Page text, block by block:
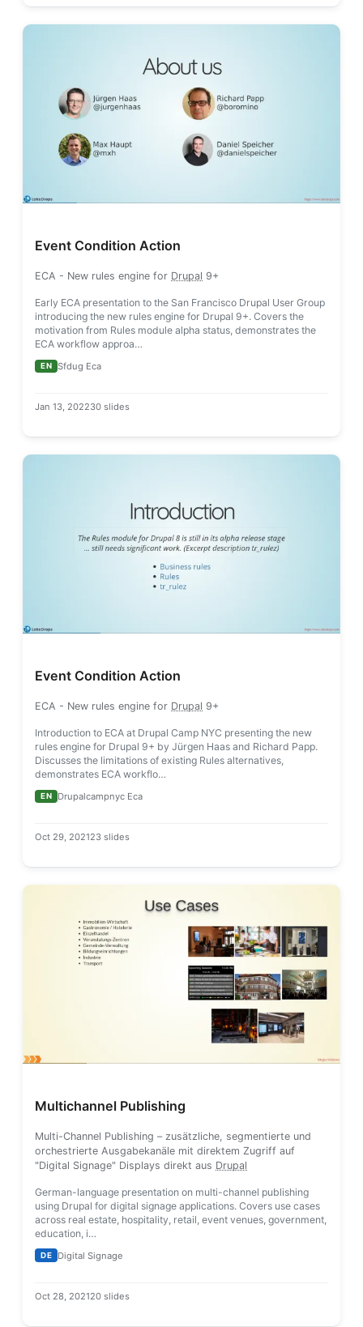
Event Condition Action
ECA - New rules engine for Drupal 9+
Early ECA presentation to the San Francisco Drupal User Group
introducing the new rules engine for Drupal 9+. Covers the
motivation from Rules module alpha status, demonstrates the
ECA workflow approa…
EN Sfdug Eca
Jan 13, 202230 slides
Event Condition Action
ECA - New rules engine for Drupal 9+
Introduction to ECA at Drupal Camp NYC presenting the new
rules engine for Drupal 9+ by Jürgen Haas and Richard Papp.
Discusses the limitations of existing Rules alternatives,
demonstrates ECA workflo…
EN Drupalcampnyc Eca
Oct 29, 202123 slides
Multichannel Publishing
Multi-Channel Publishing – zusätzliche, segmentierte und
orchestrierte Ausgabekanäle mit direktem Zugriff auf
"Digital Signage" Displays direkt aus Drupal
German-language presentation on multi-channel publishing
using Drupal for digital signage applications. Covers use cases
across real estate, hospitality, retail, event venues, government,
education, i…
DE Digital Signage
Oct 28, 202120 slides